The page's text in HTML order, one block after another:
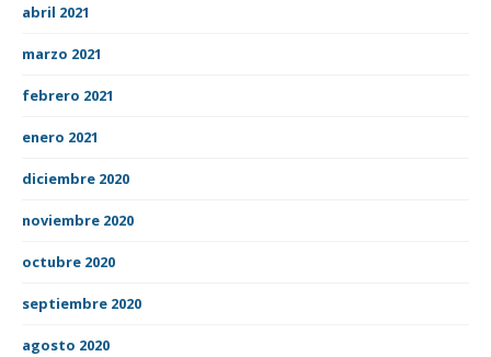
abril 2021
marzo 2021
febrero 2021
enero 2021
diciembre 2020
noviembre 2020
octubre 2020
septiembre 2020
agosto 2020